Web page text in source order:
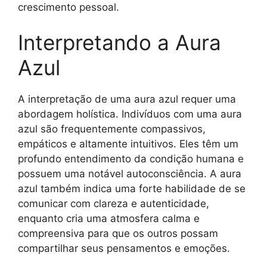
crescimento pessoal.
Interpretando a Aura
Azul
A interpretação de uma aura azul requer uma
abordagem holística. Indivíduos com uma aura
azul são frequentemente compassivos,
empáticos e altamente intuitivos. Eles têm um
profundo entendimento da condição humana e
possuem uma notável autoconsciência. A aura
azul também indica uma forte habilidade de se
comunicar com clareza e autenticidade,
enquanto cria uma atmosfera calma e
compreensiva para que os outros possam
compartilhar seus pensamentos e emoções.